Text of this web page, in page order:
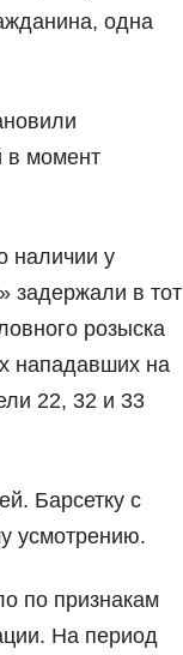
одна
в момент
наличии у
задержали в тот
розыска
нападавших на
22, 32 и 33
Барсетку с
усмотрению.
по признакам
На период